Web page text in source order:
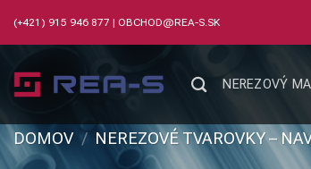
(+421) 915 946 877 | OBCHOD@REA-S.SK
NEREZOVÝ
DOMOV / NEREZOVÉ TVAROVKY –